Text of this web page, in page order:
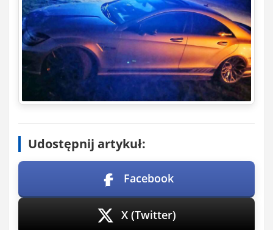
Udostępnij artykuł:
Facebook
X (Twitter)